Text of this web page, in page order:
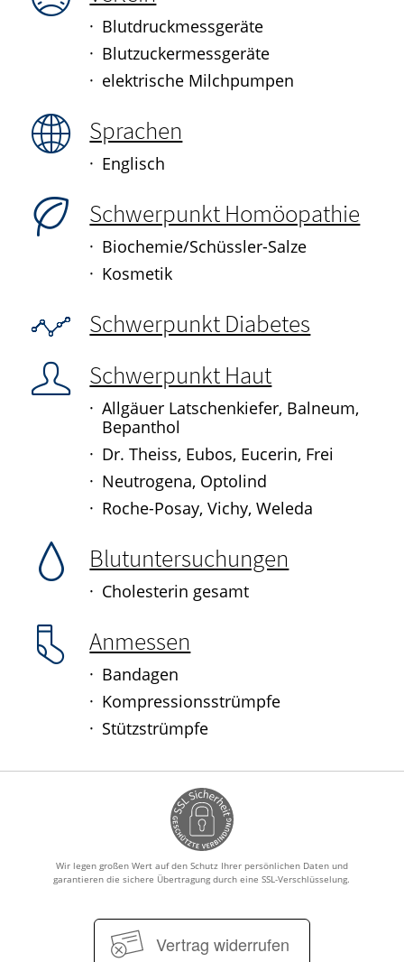
Blutdruckmessgeräte
Blutzuckermessgeräte
elektrische Milchpumpen
Sprachen
Englisch
Schwerpunkt Homöopathie
Biochemie/Schüssler-Salze
Kosmetik
Schwerpunkt Diabetes
Schwerpunkt Haut
Allgäuer Latschenkiefer, Balneum,
Bepanthol
Dr. Theiss, Eubos, Eucerin, Frei
Neutrogena, Optolind
Roche-Posay, Vichy, Weleda
Blutuntersuchungen
Cholesterin gesamt
Anmessen
Bandagen
Kompressionsstrümpfe
Stützstrümpfe
Wir legen großen Wert auf den Schutz Ihrer persönlichen Daten und
garantieren die sichere Übertragung durch eine SSL-Verschlüsselung.
Vertrag widerrufen